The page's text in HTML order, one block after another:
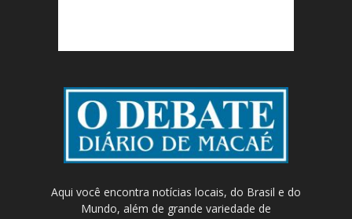
Aqui você encontra notícias locais, do Brasil e do
Mundo, além de grande variedade de